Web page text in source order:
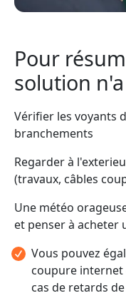
Pour
solution
Vérifier les voyants
branchements
Regarder à
(travaux, câbles
Une météo
et penser à
Vous pouvez
coupure internet
cas de retards